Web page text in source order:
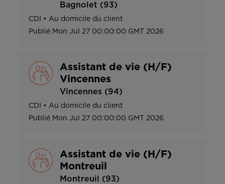
Bagnolet (93)
CDI • Au domicile du client
Publié Mon Jul 27 00:00:00 GMT 2026
Assistant de vie (H/F)
Vincennes
Vincennes (94)
CDI • Au domicile du client
Publié Mon Jul 27 00:00:00 GMT 2026
Assistant de vie (H/F)
Montreuil
Montreuil (93)